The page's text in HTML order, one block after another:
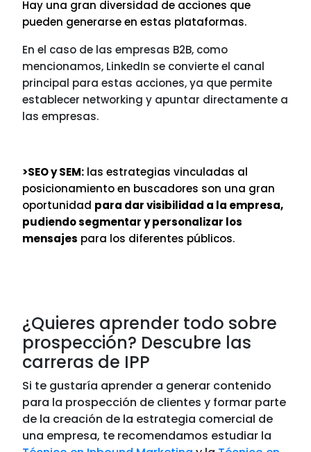
Hay una gran diversidad de acciones que
pueden generarse en estas plataformas.
En el caso de las empresas B2B, como
mencionamos, LinkedIn se convierte el canal
principal para estas acciones, ya que permite
establecer networking y apuntar directamente a
las empresas.
>SEO y SEM: las estrategias vinculadas al
posicionamiento en buscadores son una gran
oportunidad para dar visibilidad a la empresa,
pudiendo segmentar y personalizar los
mensajes para los diferentes públicos.
¿Quieres aprender todo sobre
prospección? Descubre las
carreras de IPP
Si te gustaría aprender a generar contenido
para la prospección de clientes y formar parte
de la creación de la estrategia comercial de
una empresa, te recomendamos estudiar la